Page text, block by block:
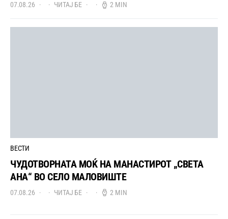
07.08.26 ЧИТАЈ БЕ 2 MIN
ВЕСТИ
ЧУДОТВОРНАТА МОЌ НА МАНАСТИРОТ „СВЕТА
АНА“ ВО СЕЛО МАЛОВИШТЕ
07.08.26 ЧИТАЈ БЕ 2 MIN